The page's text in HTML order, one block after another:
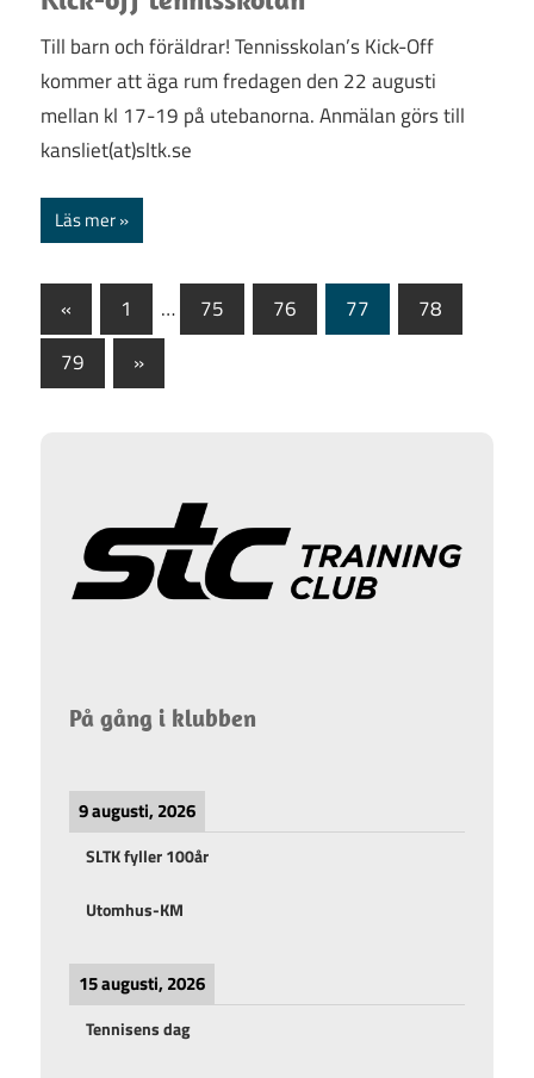
Till barn och föräldrar! Tennisskolan’s Kick-Off
kommer att äga rum fredagen den 22 augusti
mellan kl 17-19 på utebanorna. Anmälan görs till
kansliet(at)sltk.se
Läs mer
Sidnumrering
för
inlägg
« Föregående
inlägg
1 … 75 76 77
78
79
Nästa
inlägg
»
På gång i klubben
9 augusti, 2026
SLTK fyller 100år
Utomhus-KM
15 augusti, 2026
Tennisens dag